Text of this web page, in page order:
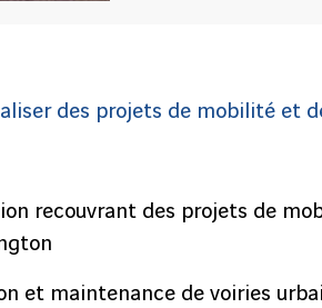
des projets de mobilité et
recouvrant des projets de
et maintenance de voiries